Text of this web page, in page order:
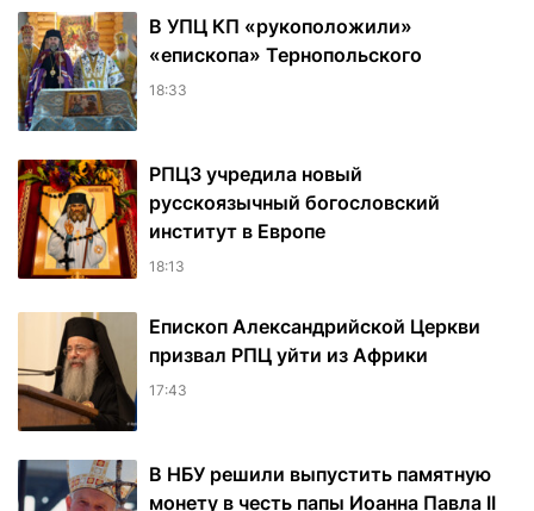
В УПЦ КП «рукоположили»
«епископа» Тернопольского
18:33
РПЦЗ учредила новый
русскоязычный богословский
институт в Европе
18:13
Епископ Александрийской Церкви
призвал РПЦ уйти из Африки
17:43
В НБУ решили выпустить памятную
монету в честь папы Иоанна Павла II